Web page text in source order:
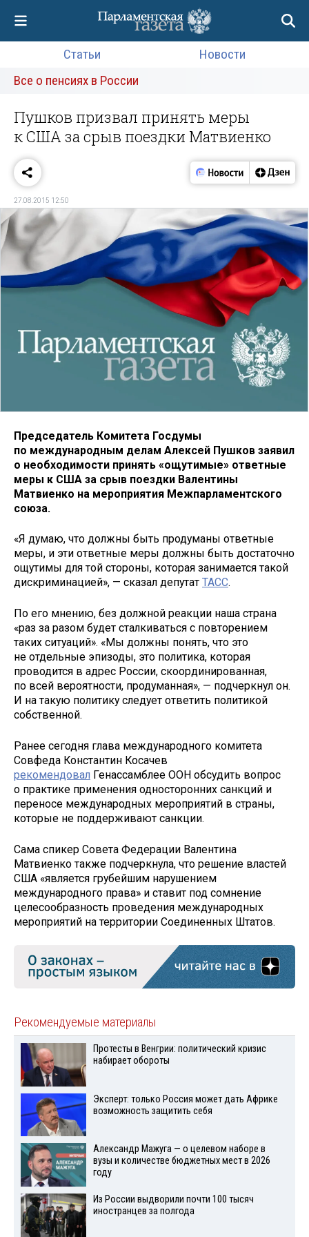
Статьи
Новости
Все о пенсиях в России
Пушков призвал принять меры
к США за срыв поездки Матвиенко
27.08.2015 12:50
Председатель Комитета Госдумы
по международным делам Алексей Пушков заявил
о необходимости принять «ощутимые» ответные
меры к США за срыв поездки Валентины
Матвиенко на мероприятия Межпарламентского
союза.
«Я думаю, что должны быть продуманы ответные
меры, и эти ответные меры должны быть достаточно
ощутимы для той стороны, которая занимается такой
дискриминацией», — сказал депутат ТАСС.
По его мнению, без должной реакции наша страна
«раз за разом будет сталкиваться с повторением
таких ситуаций». «Мы должны понять, что это
не отдельные эпизоды, это политика, которая
проводится в адрес России, скоординированная,
по всей вероятности, продуманная», — подчеркнул он.
И на такую политику следует ответить политикой
собственной.
Ранее сегодня глава международного комитета
Совфеда Константин Косачев
рекомендовал Генассамблее ООН обсудить вопрос
о практике применения односторонних санкций и
переносе международных мероприятий в страны,
которые не поддерживают санкции.
Сама спикер Совета Федерации Валентина
Матвиенко также подчеркнула, что решение властей
США «является грубейшим нарушением
международного права» и ставит под сомнение
целесообразность проведения международных
мероприятий на территории Соединенных Штатов.
Рекомендуемые материалы
Протесты в Венгрии: политический кризис
набирает обороты
Эксперт: только Россия может дать Африке
возможность защитить себя
Александр Мажуга — о целевом наборе в
вузы и количестве бюджетных мест в 2026
году
Из России выдворили почти 100 тысяч
иностранцев за полгода